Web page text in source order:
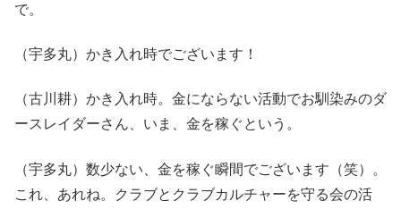
で。
（宇多丸）かき入れ時でございます！
（古川耕）かき入れ時。金にならない活動でお馴染みのダ
ースレイダーさん、いま、金を稼ぐという。
（宇多丸）数少ない、金を稼ぐ瞬間でございます（笑）。
これ、あれね。クラブとクラブカルチャーを守る会の活